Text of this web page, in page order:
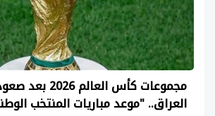
مجموعات كأس العالم
العراق.. "موعد مباريات المنتخب